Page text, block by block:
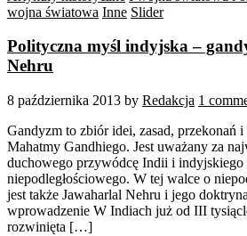
wojna światowa Inne Slider
Polityczna myśl indyjska –
Nehru
8 października 2013 by Redakcja 1
Gandyzm to zbiór idei, zasad, przekonań
Mahatmy Gandhiego. Jest uważany za
duchowego przywódcę Indii i indyjskiego
niepodległościowego. W tej walce o
jest także Jawaharlal Nehru i jego
wprowadzenie W Indiach już od III
rozwinięta […]